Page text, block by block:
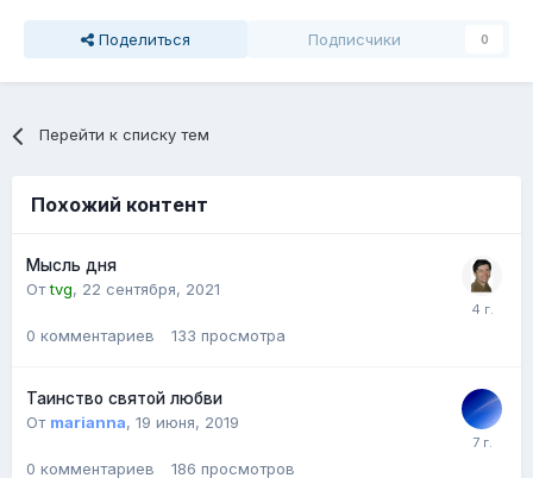
Поделиться Подписчики 0
Перейти к списку тем
Похожий контент
Мысль дня
Отtvg, 22 сентября, 2021
0 комментариев 133 просмотра
Таинство святой любви
От marianna, 19 июня, 2019
0 комментариев 186 просмотров